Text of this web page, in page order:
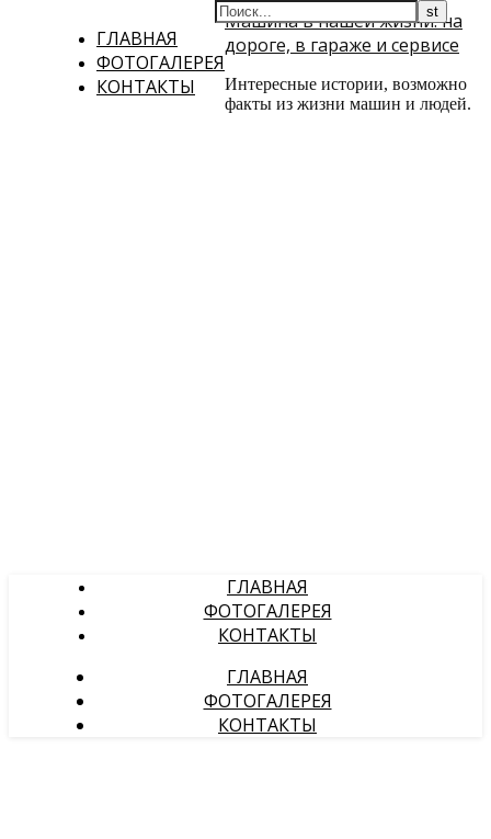
ГЛАВНАЯ
ФОТОГАЛЕРЕЯ
КОНТАКТЫ
Машина в нашей жизни: на
дороге, в гараже и сервисе
Интересные истории, возможно
факты из жизни машин и людей.
ГЛАВНАЯ
ФОТОГАЛЕРЕЯ
КОНТАКТЫ
ГЛАВНАЯ
ФОТОГАЛЕРЕЯ
КОНТАКТЫ